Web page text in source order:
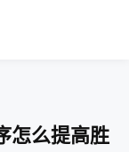
怎么提高胜